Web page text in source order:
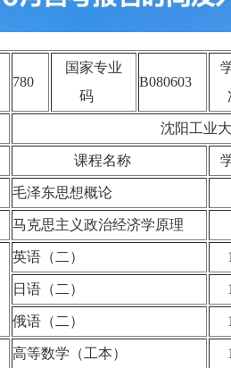
780
国家专业
码
B080603
沈阳工业
课程名称
毛泽东思想概论
马克思主义政治经济学原理
英语（二）
日语（二）
俄语（二）
高等数学（工本）